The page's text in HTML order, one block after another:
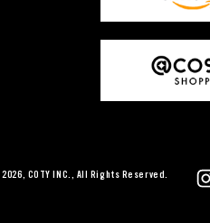
COTY INC., All Rights Reserved.